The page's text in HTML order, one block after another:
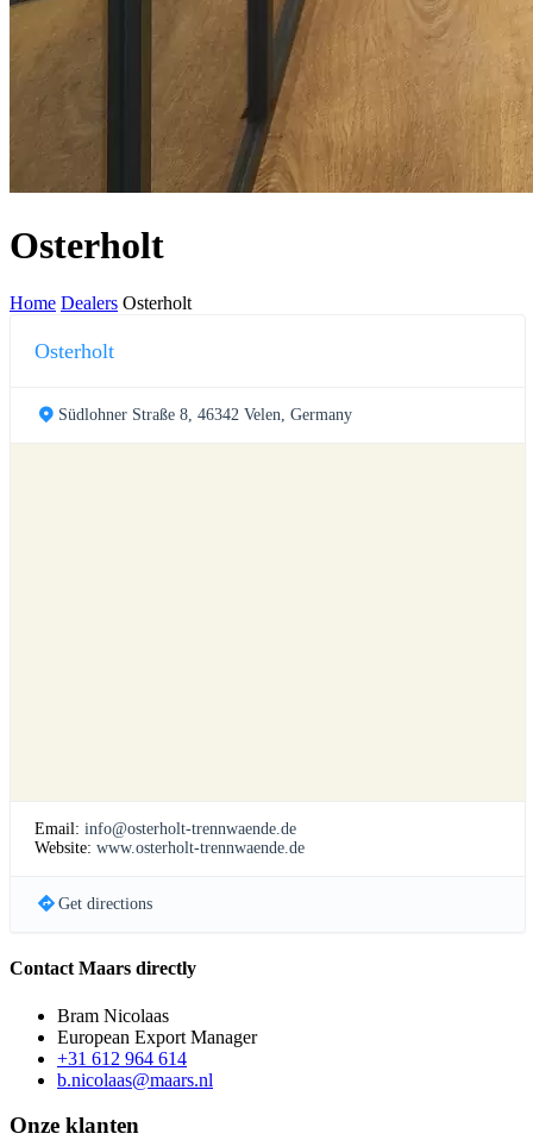
Osterholt
Home Dealers Osterholt
Osterholt
Südlohner Straße 8, 46342 Velen, Germany
Email: info@osterholt-trennwaende.de
Website: www.osterholt-trennwaende.de
Get directions
Contact Maars directly
Bram Nicolaas
European Export Manager
+31 612 964 614
b.nicolaas@maars.nl
Onze klanten